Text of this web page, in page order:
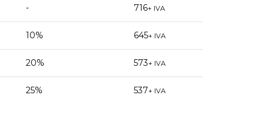
- 716+ IVA
10% 645+ IVA
20% 573+ IVA
25% 537+ IVA